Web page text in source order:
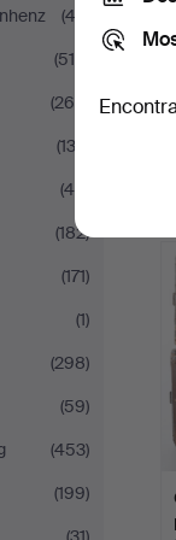
(43)
(515)
(269)
(133)
(48)
(182)
(171)
(1)
(298)
(59)
(453)
(199)